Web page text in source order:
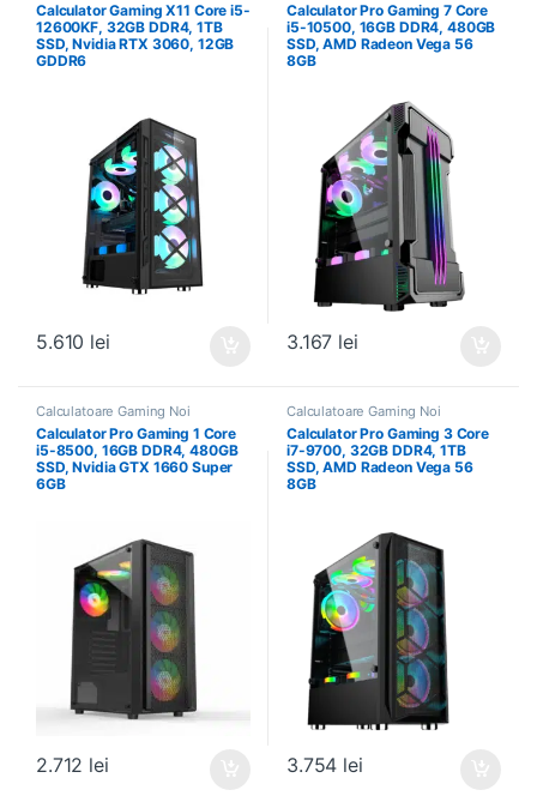
Calculator Gaming X11 Core i5-
12600KF, 32GB DDR4, 1TB
SSD, Nvidia RTX 3060, 12GB
GDDR6
5.610 lei
Calculator Pro Gaming 7 Core
i5-10500, 16GB DDR4, 480GB
SSD, AMD Radeon Vega 56
8GB
3.167 lei
Calculatoare Gaming Noi
Calculator Pro Gaming 1 Core
i5-8500, 16GB DDR4, 480GB
SSD, Nvidia GTX 1660 Super
6GB
2.712 lei
Calculatoare Gaming Noi
Calculator Pro Gaming 3 Core
i7-9700, 32GB DDR4, 1TB
SSD, AMD Radeon Vega 56
8GB
3.754 lei